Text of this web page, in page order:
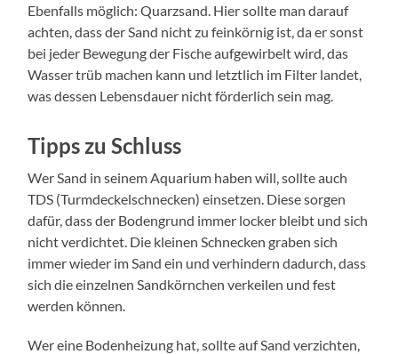
Ebenfalls möglich: Quarzsand. Hier sollte man darauf
achten, dass der Sand nicht zu feinkörnig ist, da er sonst
bei jeder Bewegung der Fische aufgewirbelt wird, das
Wasser trüb machen kann und letztlich im Filter landet,
was dessen Lebensdauer nicht förderlich sein mag.
Tipps zu Schluss
Wer Sand in seinem Aquarium haben will, sollte auch
TDS (Turmdeckelschnecken) einsetzen. Diese sorgen
dafür, dass der Bodengrund immer locker bleibt und sich
nicht verdichtet. Die kleinen Schnecken graben sich
immer wieder im Sand ein und verhindern dadurch, dass
sich die einzelnen Sandkörnchen verkeilen und fest
werden können.
Wer eine Bodenheizung hat, sollte auf Sand verzichten,